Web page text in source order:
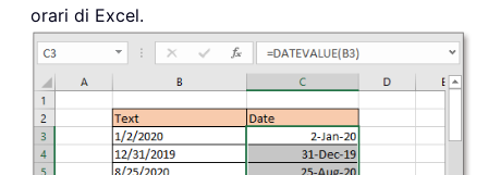
orari di Excel.